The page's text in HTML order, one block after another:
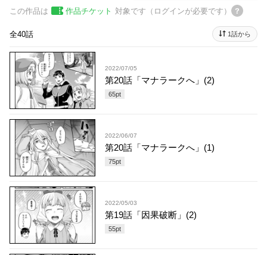
この作品は 作品チケット 対象です（ログインが必要です）
全40話 1話から
2022/07/05
第20話「マナラークへ」(2)
65pt
2022/06/07
第20話「マナラークへ」(1)
75pt
2022/05/03
第19話「因果破断」(2)
55pt